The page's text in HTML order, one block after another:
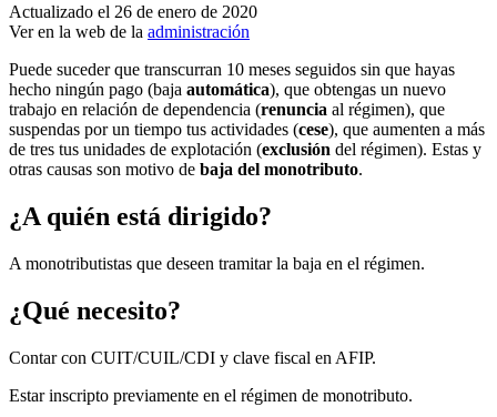
Actualizado el 26 de enero de 2020
Ver en la web de la administración
Puede suceder que transcurran 10 meses seguidos sin que hayas
hecho ningún pago (baja automática), que obtengas un nuevo
trabajo en relación de dependencia (renuncia al régimen), que
suspendas por un tiempo tus actividades (cese), que aumenten a más
de tres tus unidades de explotación (exclusión del régimen). Estas y
otras causas son motivo de baja del monotributo.
¿A quién está dirigido?
A monotributistas que deseen tramitar la baja en el régimen.
¿Qué necesito?
Contar con CUIT/CUIL/CDI y clave fiscal en AFIP.
Estar inscripto previamente en el régimen de monotributo.